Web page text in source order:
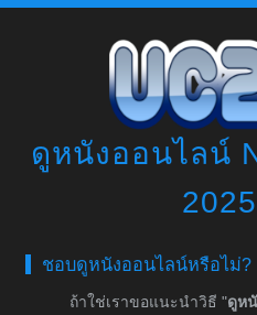
ดูหนังออนไลน์
ชอบดูหนังออนไลน์หรือไม่?
ถ้าใช่เราขอแนะนำวิธี "ดูห